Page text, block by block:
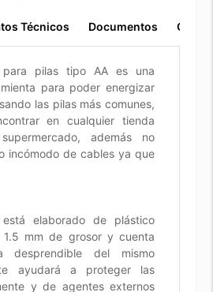
Técnicos Documentos
para pilas tipo AA es una
para poder energizar
las pilas más comunes,
en cualquier tienda
además no
incómodo de cables ya que
elaborado de plástico
mm de grosor y cuenta
desprendible del mismo
ayudará a proteger las
y de agentes externos